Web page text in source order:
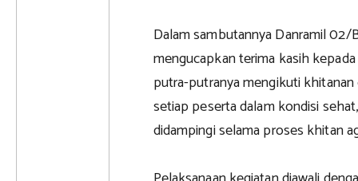
Dalam sambutannya Danramil
mengucapkan terima kasih
putra-putranya mengikuti
setiap peserta dalam kondisi
didampingi selama proses khitan